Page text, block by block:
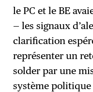
le PC et le BE
— les signaux
clarification
représenter un
solder par une
système politique